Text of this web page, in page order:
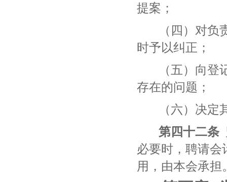
提案；
（四）对
时予以纠正；
（五）向
存在的问题；
（六）决
第四十二条
必要时，聘请
用，由本会承担